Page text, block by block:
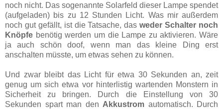
noch nicht. Das sogenannte Solarfeld dieser Lampe spendet
(aufgeladen) bis zu 12 Stunden Licht. Was mir außerdem
noch gut gefällt, ist die Tatsache, dasweder Schalter noch
Knöpfe benötig werden um die Lampe zu aktivieren. Wäre
ja auch schön doof, wenn man das kleine Ding erst
anschalten müsste, um etwas sehen zu können.
Und zwar bleibt das Licht für etwa 30 Sekunden an, zeit
genug um sich etwa vor hinterlistig wartenden Monstern in
Sicherheit zu bringen. Durch die Einstellung von 30
Sekunden spart man den Akkustrom automatisch. Durch